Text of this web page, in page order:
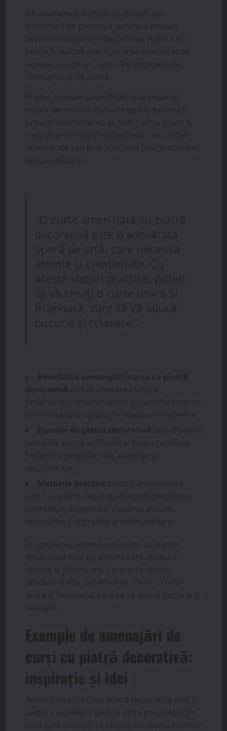
De asemenea, trebuie să aplicați un
tratament de protecție pentru a preveni
deteriorarea pietrei decorative. Acest lucru
poate fi realizat prin aplicarea unui strat de
vopsea sau de lac, care să o protejeze de
intemperii și de uzură.
În plus, trebuie să verificați și să reparați
piatra decorativă în mod regulat, pentru a
preveni deteriorarea ei. Acest lucru poate fi
realizat prin înlocuirea pietrelor decorative
deteriorate sau prin aplicarea unui tratament
de consolidare.
„O curte amenajată cu piatră
decorativă este o adevărată
operă de artă, care necesită
atenție și creativitate. Cu
aceste sfaturi practice, puteți
să vă creați o curte unică și
frumoasă, care să vă aducă
bucurie și relaxare.”
Beneficiile amenajării curții cu piatră
decorativă includ creșterea valorii
proprietății, îmbunătățirea aspectului exterior
și crearea unui spațiu de relaxare și recreere.
Tipurile de piatră decorativă includ piatra
naturală, piatra artificială și piatra reciclată,
fiecare cu propriile sale avantaje și
dezavantaje.
Sfaturile practice pentru amenajarea
curții cu piatră decorativă includ pregătirea
suprafeței, alegerea și plasarea pietrei
decorative și îngrijirea și întreținerea ei.
În concluzie, amenajarea curții cu piatră
decorativă este un proces care necesită
atenție și planificare. Cu aceste sfaturi
practice și idei, puteți să vă creați o curte
unică și frumoasă, care să vă aducă bucurie și
relaxare.
Exemple de amenajări de
curți cu piatră decorativă:
inspirație și idei
Amenajarea curții cu piatră decorativă este o
alegere excelentă pentru orice proprietar de
casă care dorește să creeze un spațiu exterior